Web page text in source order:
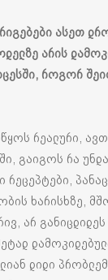
ასეთ
არის
, როგორ
რეალური,
გაიგოს რა
რეცეპტები,
ხარისხზე,
არ
დიდი